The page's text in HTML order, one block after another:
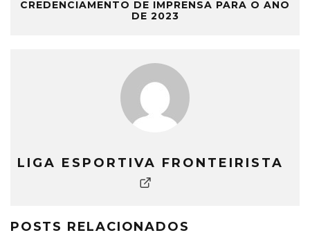
CREDENCIAMENTO DE IMPRENSA PARA O ANO
DE 2023
LIGA ESPORTIVA FRONTEIRISTA
POSTS RELACIONADOS